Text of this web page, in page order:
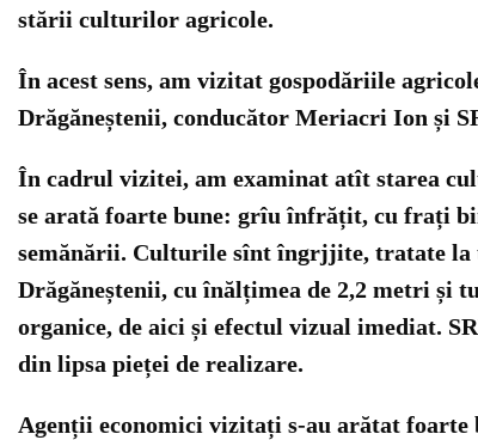
stării culturilor agricole.
În acest sens, am vizitat gospodăriile
Drăgăneștenii, conducător Meriacri Ion și
În cadrul vizitei, am examinat atît starea
se arată foarte bune: grîu înfrățit, cu frați
semănării. Culturile sînt îngrjjite, tratate la
Drăgăneștenii, cu înălțimea de 2,2 metri și
organice, de aici și efectul vizual imediat.
din lipsa pieței de realizare.
Agenții economici vizitați s-au arătat